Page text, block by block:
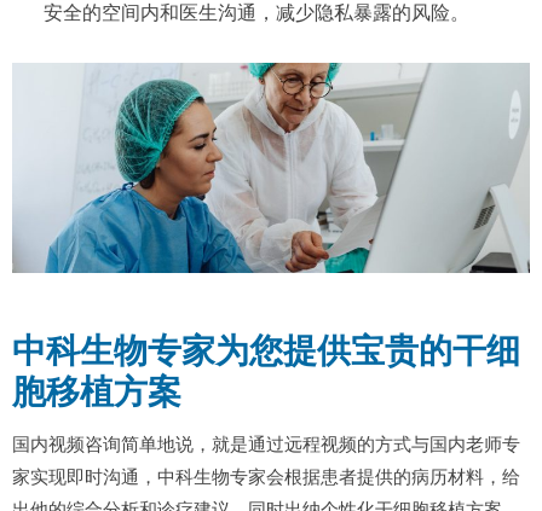
安全的空间内和医生沟通，减少隐私暴露的风险。
中科生物专家为您提供宝贵的干细
胞移植方案
国内视频咨询简单地说，就是通过远程视频的方式与国内老师专
家实现即时沟通，中科生物专家会根据患者提供的病历材料，给